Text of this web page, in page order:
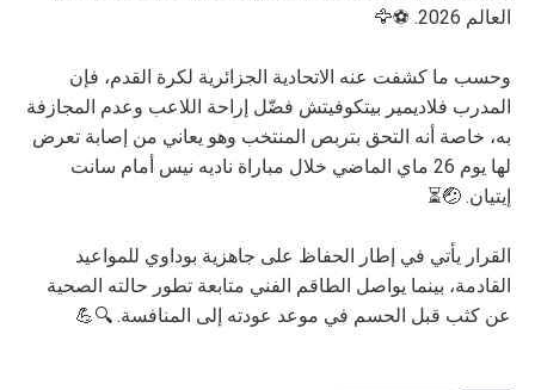
العالم 2026. ⚽🦅
وحسب ما كشفت عنه الاتحادية الجزائرية لكرة القدم، فإن
المدرب فلاديمير بيتكوفيتش فضّل إراحة اللاعب وعدم المجازفة
به، خاصة أنه التحق بتربص المنتخب وهو يعاني من إصابة تعرض
لها يوم 26 ماي الماضي خلال مباراة ناديه نيس أمام سانت
إيتيان. 🤕⏳
القرار يأتي في إطار الحفاظ على جاهزية بوداوي للمواعيد
القادمة، بينما يواصل الطاقم الفني متابعة تطور حالته الصحية
عن كثب قبل الحسم في موعد عودته إلى المنافسة. 🔍💪